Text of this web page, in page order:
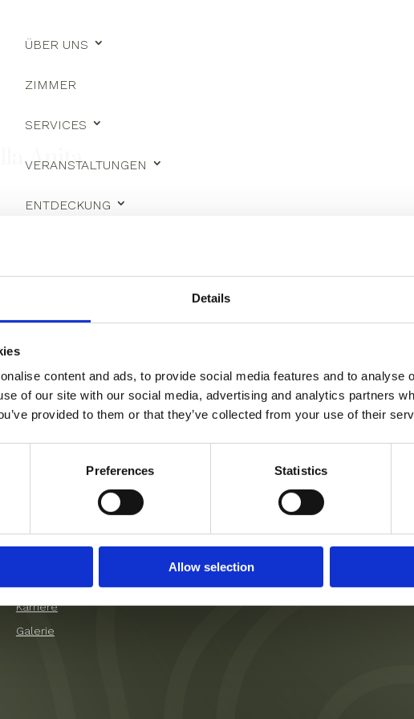
Details
content and ads, to provide social media features and to analyse
of our site with our social media, advertising and analytics partners
provided to them or that they’ve collected from your use of their
Preferences Statistics
Allow selection
ÜBER UNS
ZIMMER
SERVICES
VERANSTALTUNGEN
ENTDECKUNG
Anita
Menu
Zimmer
Veranstaltungen
Karriere
Galerie
Datenschutzerklärung
Impressum